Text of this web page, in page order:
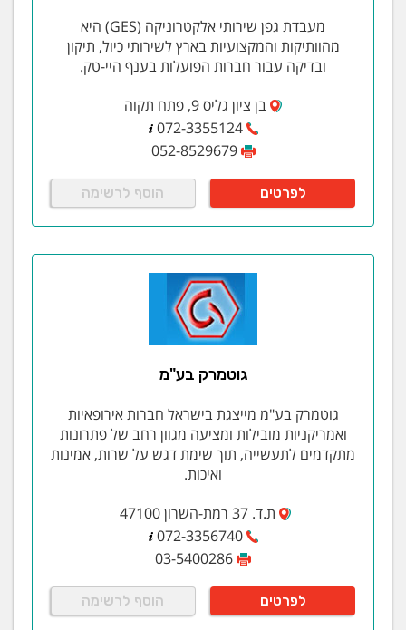
מעבדת גפן שירותי אלקטרוניקה (GES) היא
מהוותיקות והמקצועיות בארץ לשירותי כיול, תיקון
ובדיקה עבור חברות הפועלות בענף היי-טק.
בן ציון גליס 9, פתח תקוה
072-3355124
052-8529679
לפרטים הוסף לרשימה
גוטמרק בע"מ
גוטמרק בע"מ מייצגת בישראל חברות אירופאיות
ואמריקניות מובילות ומציעה מגוון רחב של פתרונות
מתקדמים לתעשייה, תוך שימת דגש על שרות, אמינות
ואיכות.
ת.ד. 37 רמת-השרון 47100
072-3356740
03-5400286
לפרטים הוסף לרשימה